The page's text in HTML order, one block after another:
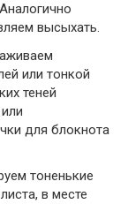
высыхать.
или тонкой
теней
для блокнота
тоненькие
в месте